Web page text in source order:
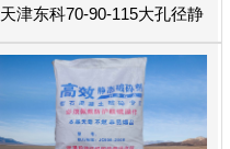
天津东科70-90-115大孔径静
态破碎剂